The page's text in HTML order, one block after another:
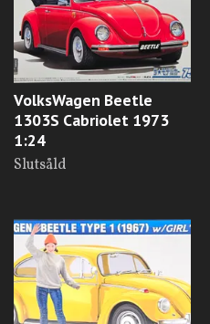
VolksWagen Beetle
1303S Cabriolet 1973
1:24
Slutsåld